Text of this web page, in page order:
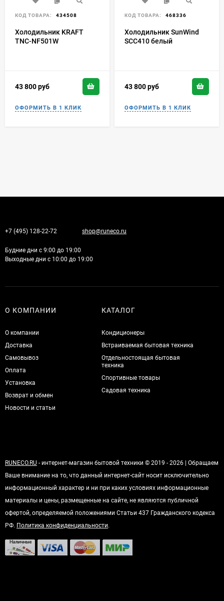
КОД ТОВАРА: 434508
Холодильник KRAFT
TNC-NF501W
43 800руб
КОД ТОВАРА: 468336
Холодильник SunWind
SCC410 белый
43 800руб
+7 (495) 128-22-72 shop@runeco.ru
Будние дни с 9:00 до 19:00
Выходные дни с 10:00 до 19:00
О КОМПАНИИ
О компании
Доставка
Самовывоз
Оплата
Установка
Возврат и обмен
Новости и статьи
КАТАЛОГ
Кондиционеры
Встраиваемая бытовая техника
Отдельностоящая бытовая
техника
Спортивные товары
Садовая техника
RUNECO.RU - интернет-магазин бытовой техники © 2019 - 2026 | Обращаем
Ваше внимание на то, что данный интернет-сайт носит исключительно
информационный характер и ни при каких условиях информационные
материалы и цены, размещенные на сайте, не являются публичной
офертой, определяемой положениями Статьи 437 Гражданского кодекса
РФ. Политика конфиденциальности.